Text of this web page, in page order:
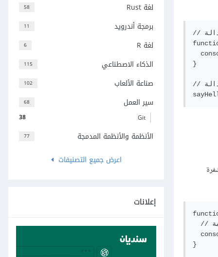
// تعريف الدالة
}
// استدعاء الدالة
  // تعليمة console.log أدناه مزاحة قليلا إلى اليمين وبالتالي فهي جزء من الدالة sayHello
58 لغة Rust
11 برمجة أندرويد
6 لغة R
115 الذكاء الاصطناعي
102 صناعة الألعاب
68 سير العمل
38 Git
77
الأنظمة والأنظمة المدمجة
اعرض جميع التصنيفات
إعلانات